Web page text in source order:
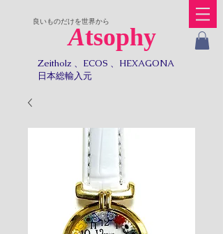
Atsophy
​良いものだけを世界から
Zeitholz 、ECOS 、HEXAGONA
日本総輸入元​​